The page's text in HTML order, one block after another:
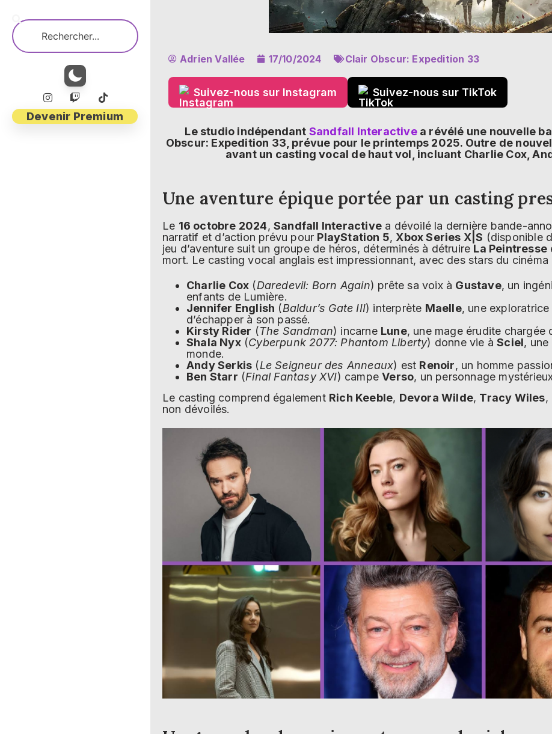
Devenir Premium
Adrien Vallée 17/10/2024 Clair Obscur: Expedition 33
Suivez-nous sur Instagram Suivez-nous sur TikTok
Le studio indépendant Sandfall Interactivea révélé une nouvelle
Obscur: Expedition 33, prévue pour le printemps 2025. Outre de
avant un casting vocal de haut vol, incluant Charlie Cox,
Une aventure épique portée par un casting
Le 16 octobre 2024,Sandfall Interactive a dévoilé la dernière bande-
narratif et d’action prévu pour PlayStation 5, Xbox Series X|S (disponible
jeu d’aventure suit un groupe de héros, déterminés à détruire La Peintresse
mort. Le casting vocal anglais est impressionnant, avec des stars du
Charlie Cox (Daredevil: Born Again) prête sa voix à Gustave, un
enfants de Lumière.
Jennifer English (Baldur’s Gate III) interprète Maelle, une
d’échapper à son passé.
Kirsty Rider (The Sandman) incarne Lune, une mage érudite chargée
Shala Nyx(Cyberpunk 2077: Phantom Liberty) donne vie àSciel,
monde.
Andy Serkis (Le Seigneur des Anneaux) est Renoir, un homme
Ben Starr (Final Fantasy XVI) campeVerso, un personnage
Le casting comprend également Rich Keeble, Devora Wilde, Tracy Wiles,
non dévoilés.